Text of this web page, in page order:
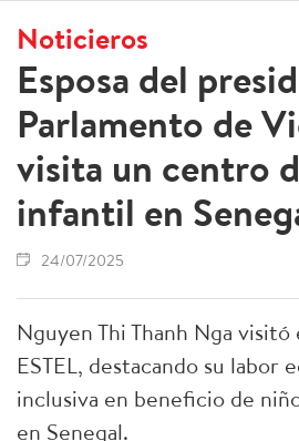
Noticieros
Esposa del
Parlamento de
visita un centro
infantil en
24/07/2025
Nguyen Thi Thanh Nga
ESTEL, destacando su labor
inclusiva en beneficio de
en Senegal.